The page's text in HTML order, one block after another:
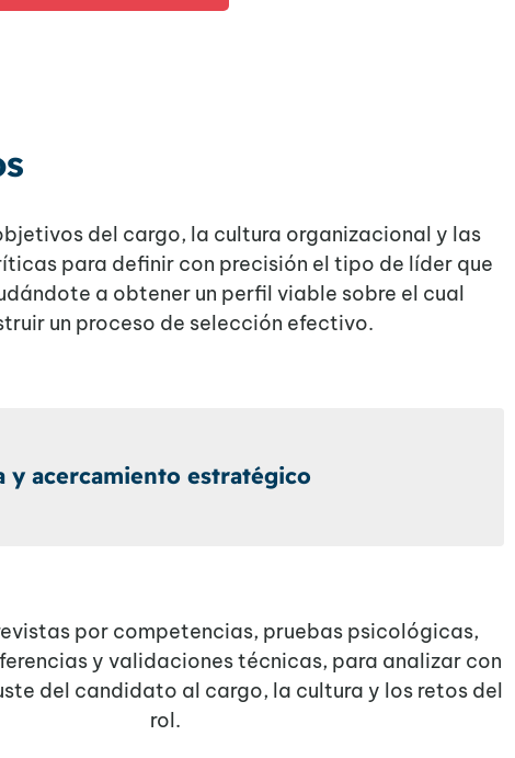
del cargo, la cultura organizacional y las
para definir con precisión el tipo de líder que
a obtener un perfil viable sobre el cual
un proceso de selección efectivo.
y acercamiento estratégico
por competencias, pruebas psicológicas,
y validaciones técnicas, para analizar con
del candidato al cargo, la cultura y los retos del
rol.